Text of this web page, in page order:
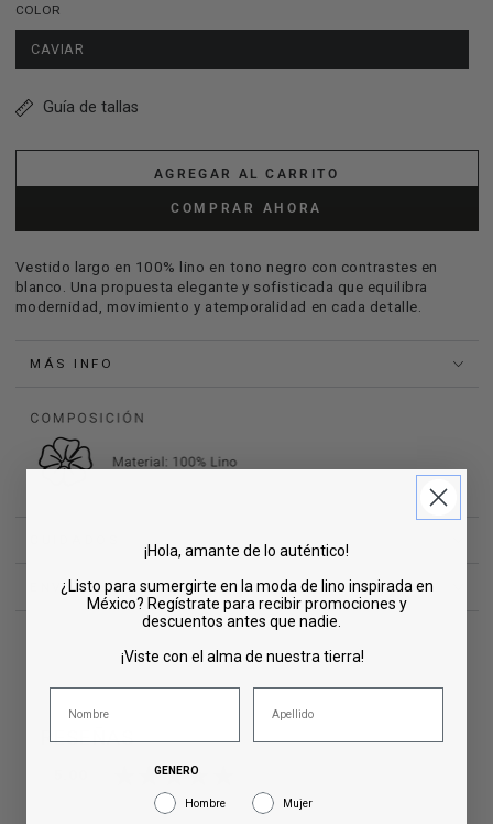
COLOR
CAVIAR
Guía de tallas
AGREGAR AL CARRITO
COMPRAR AHORA
Vestido largo en 100% lino en tono negro con contrastes en
blanco. Una propuesta elegante y sofisticada que equilibra
modernidad, movimiento y atemporalidad en cada detalle.
MÁS INFO
ENVÍOS Y DEVOLUCIONES
RESEÑAS
¡Hola, amante de lo auténtico!
¿Listo para sumergirte en la moda de lino inspirada en
México? Regístrate para recibir promociones y
descuentos antes que nadie.
¡Viste con el alma de nuestra tierra!
GENERO
Hombre Mujer